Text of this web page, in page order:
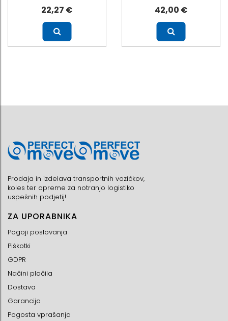
22,27 € 42,00 €
Prodaja in izdelava transportnih vozičkov,
koles ter opreme za notranjo logistiko
uspešnih podjetij!
ZA UPORABNIKA
Pogoji poslovanja
Piškotki
GDPR
Načini plačila
Dostava
Garancija
Pogosta vprašanja